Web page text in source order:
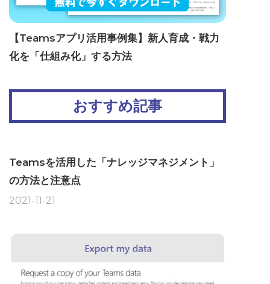
【Teamsアプリ活用事例集】新人育成・戦力
化を「仕組み化」する方法
おすすめ記事
Teamsを活用した「ナレッジマネジメント」
の方法と注意点
2021-11-21